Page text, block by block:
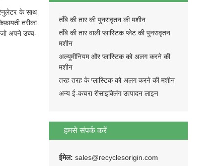
के साथ
तरीका
जो अपने उच्च-
ताँबे की तार की पुनरावृतन की मशीन
ताँबे की तार वाली प्लास्टिक प्लेट की पुनरावृतन
मशीन
अल्यूमीनियम और प्लास्टिक को अलग करने की
मशीन
तरह तरह के प्लास्टिक को अलग करने की मशीन
अन्य ई-कचरा रीसाइक्लिंग उत्पादन लाइन
हमसे संपर्क करें
ईमेल: sales@recyclesorigin.com